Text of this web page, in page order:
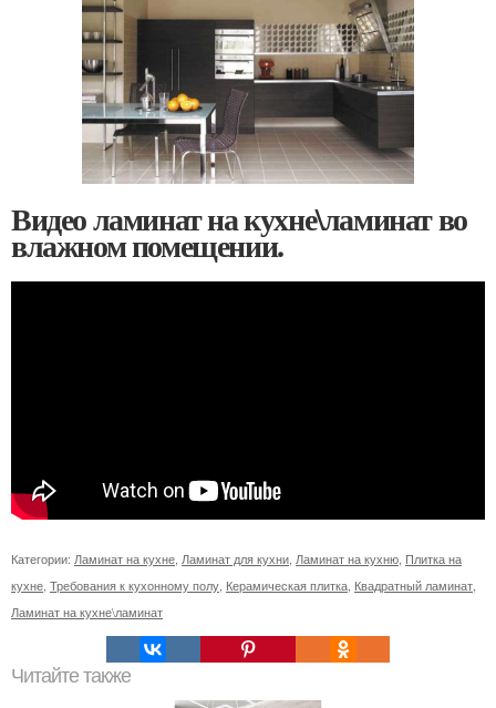
Видео ламинат на кухне\ламинат во
влажном помещении.
Категории: Ламинат на кухне Ламинат для кухни Ламинат на кухню Плитка на
кухне Требования к кухонному полу Керамическая плитка Квадратный ламинат
Ламинат на кухне\ламинат
Читайте также